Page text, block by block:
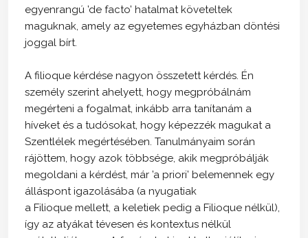
egyenrangú ’de facto’ hatalmat követeltek
maguknak, amely az egyetemes egyházban döntési
joggal bírt.
A filioque kérdése nagyon összetett kérdés. Én
személy szerint ahelyett, hogy megpróbálnám
megérteni a fogalmat, inkább arra tanítanám a
híveket és a tudósokat, hogy képezzék magukat a
Szentlélek megértésében. Tanulmányaim során
rájöttem, hogy azok többsége, akik megpróbálják
megoldani a kérdést, már ’a priori’ belemennek egy
álláspont igazolásába (a nyugatiak
a Filioque mellett, a keletiek pedig a Filioque nélkül),
így az atyákat tévesen és kontextus nélkül